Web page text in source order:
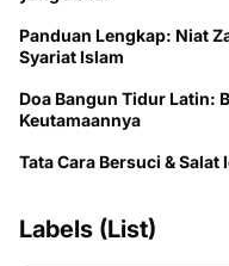
Panduan Lengkap: Niat
Syariat Islam
Doa Bangun Tidur Latin:
Keutamaannya
Tata Cara Bersuci &
Labels (List)